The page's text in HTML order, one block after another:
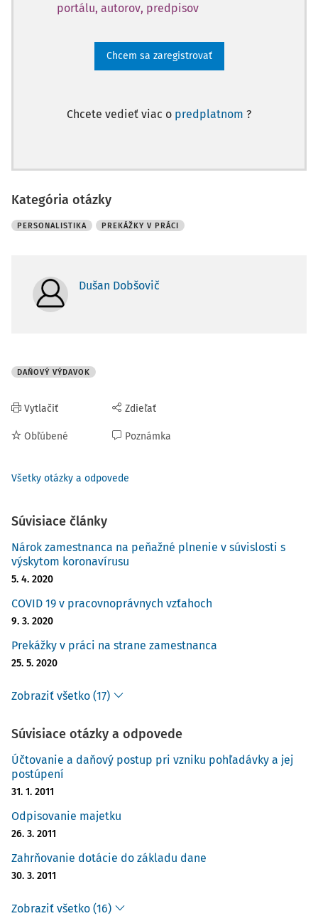
portálu, autorov, predpisov
Chcem sa zaregistrovať
Chcete vedieť viac o predplatnom ?
Kategória otázky
PERSONALISTIKA PREKÁŽKY V PRÁCI
Dušan Dobšovič
DAŇOVÝ VÝDAVOK
Vytlačiť
Obľúbené
Zdieľať
Poznámka
Všetky otázky a odpovede
Súvisiace články
Nárok zamestnanca na peňažné plnenie v súvislosti s
výskytom koronavírusu
5. 4. 2020
COVID 19 v pracovnoprávnych vzťahoch
9. 3. 2020
Prekážky v práci na strane zamestnanca
25. 5. 2020
Zobraziť všetko (17)
Súvisiace otázky a odpovede
Účtovanie a daňový postup pri vzniku pohľadávky a jej
postúpení
31. 1. 2011
Odpisovanie majetku
26. 3. 2011
Zahrňovanie dotácie do základu dane
30. 3. 2011
Zobraziť všetko (16)